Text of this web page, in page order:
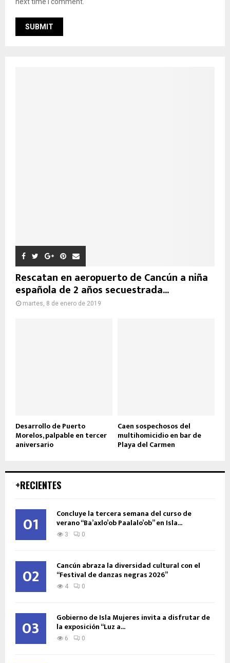
next time I comment.
Rescatan en aeropuerto de Cancún a niña
española de 2 años secuestrada...
martes, 8 de enero de 2019
Desarrollo de Puerto
Morelos, palpable en tercer
aniversario
Caen sospechosos del
multihomicidio en bar de
Playa del Carmen
+RECIENTES
01 Concluye la tercera semana del curso de
verano “Ba’axlo’ob Paalalo’ob” en Isla...
3 0
02 Cancún abraza la diversidad cultural con el
“Festival de danzas negras 2026”
4 0
03 Gobierno de Isla Mujeres invita a disfrutar de
la exposición “Luz a...
6 0